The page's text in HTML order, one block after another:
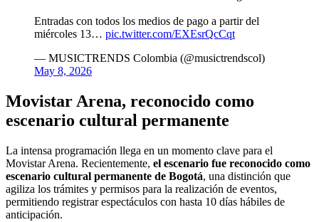
Entradas con todos los medios de pago a partir del
miércoles 13… pic.twitter.com/EXEsrQcCqt
— MUSICTRENDS Colombia (@musictrendscol)
May 8, 2026
Movistar Arena, reconocido como
escenario cultural permanente
La intensa programación llega en un momento clave para el
Movistar Arena. Recientemente, el escenario fue reconocido como
escenario cultural permanente de Bogotá, una distinción que
agiliza los trámites y permisos para la realización de eventos,
permitiendo registrar espectáculos con hasta 10 días hábiles de
anticipación.